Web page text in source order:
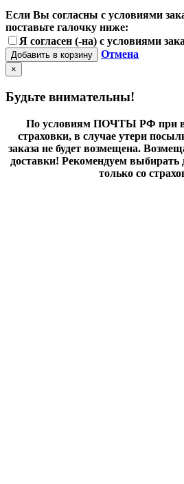
Если Вы согласны с условиями
поставьте галочку ниже:
Я согласен (-на) с условиями
Добавить в корзину Отмена
×
Будьте внимательны!
По условиям ПОЧТЫ РФ при
страховки, в случае утери
заказа не будет возмещена.
доставки! Рекомендуем
только со